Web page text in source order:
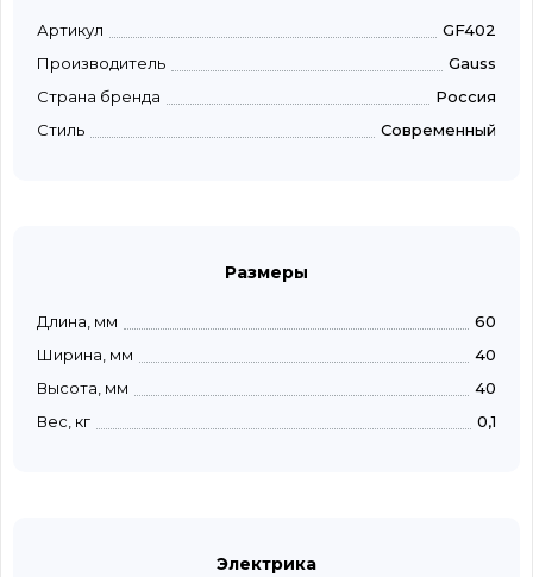
Артикул
GF402
Производитель
Gauss
Страна бренда
Россия
Стиль
Современный
Размеры
Длина, мм
60
Ширина, мм
40
Высота, мм
40
Вес, кг
0,1
Электрика